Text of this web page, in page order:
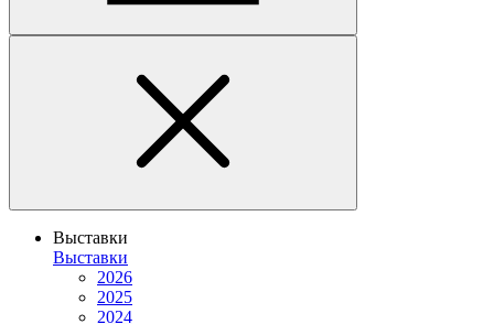
Выставки
Выставки
2026
2025
2024